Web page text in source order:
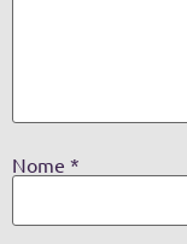
Nome *